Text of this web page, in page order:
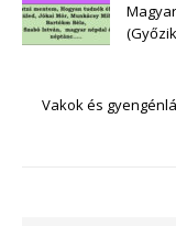
Vakok és